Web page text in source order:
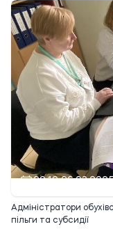
09:10
Адміністратори
пільги та субсидії